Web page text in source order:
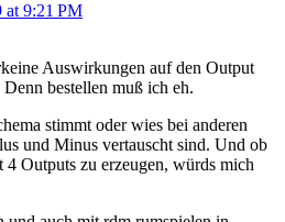
at 9:21 PM
Auswirkungen auf den Output
bestellen muß ich eh.
stimmt oder wies bei anderen
und Minus vertauscht sind. Und ob
4 Outputs zu erzeugen, würds mich